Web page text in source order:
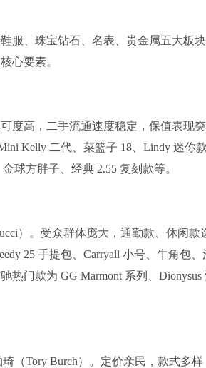
服、珠宝钻石、名表、贵金属五大板
心要素。
度高，二手流通速度稳定，保值表现
Kelly 二代、菜篮子 18、Lindy 迷你
球方胖子、经典 2.55 复刻款等。
）。受众群体庞大，通勤款、休闲款
25 手提包、Carryall 小号、牛角包
热门款为 GG Marmont 系列、Dionysus
（Tory Burch）。定价亲民，款式多